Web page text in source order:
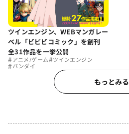
ツインエンジン、WEBマンガレー
ベル「ビビビコミック」を創刊
全31作品を一挙公開
#アニメ/ゲーム#ツインエンジン
#バンダイ
もっとみる